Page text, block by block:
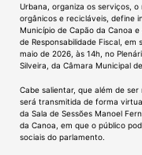
Urbana, organiza os serviços,
orgânicos e recicláveis, define
Município de Capão da Canoa
de Responsabilidade Fiscal, em
maio de 2026, às 14h, no
Silveira, da Câmara Municipal
Cabe salientar, que além de
será transmitida de forma
da Sala de Sessões Manoel
da Canoa, em que o público
sociais do parlamento.